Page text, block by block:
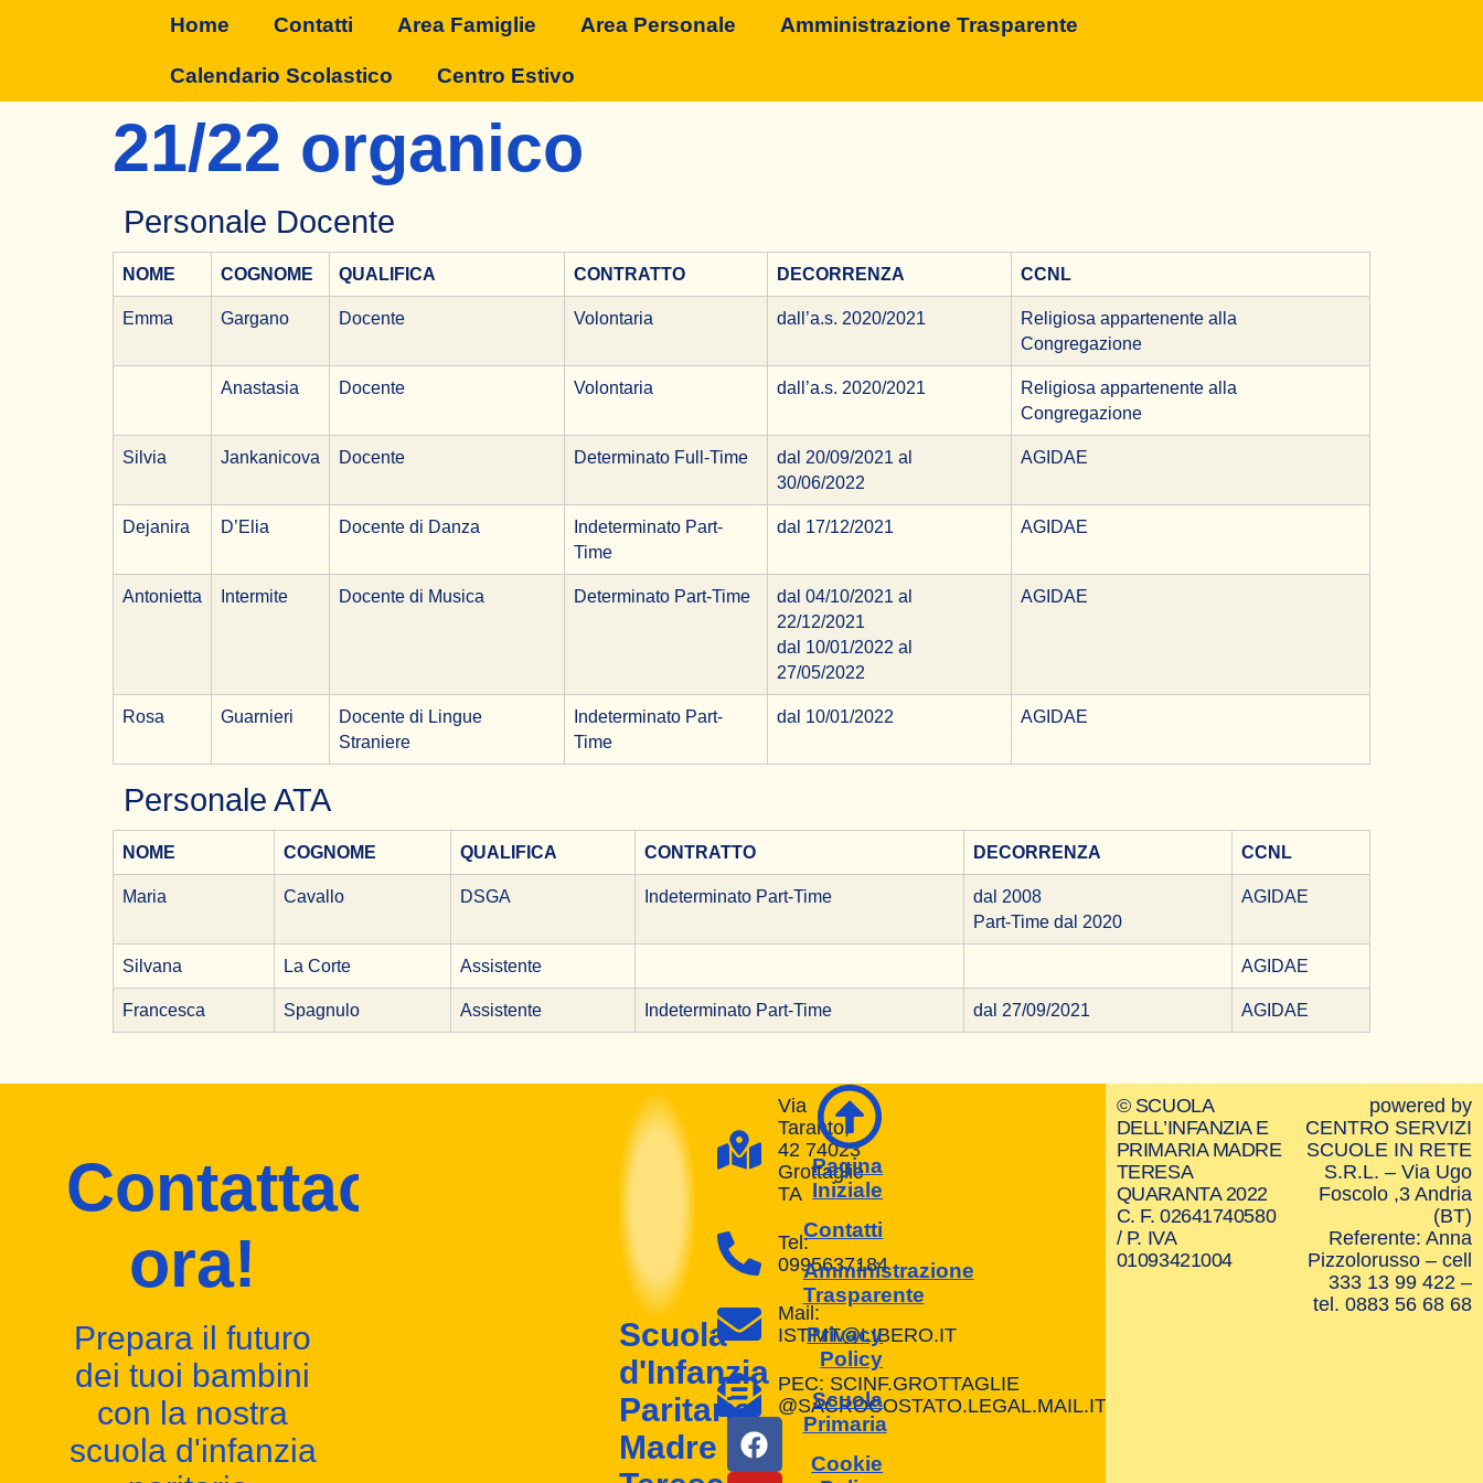
Home Contatti Area Famiglie Area Personale Amministrazione Trasparente
Calendario Scolastico Centro Estivo
21/22 organico
Personale Docente
NOME COGNOME QUALIFICA CONTRATTO DECORRENZA CCNL
Emma Gargano Docente Volontaria dall’a.s. 2020/2021
Religiosa appartenente alla
Congregazione
Anastasia Docente Volontaria dall’a.s. 2020/2021
Religiosa appartenente alla
Congregazione
Silvia Jankanicova Docente Determinato Full-Time
dal 20/09/2021 al
30/06/2022
AGIDAE
Dejanira D’Elia Docente di Danza
Indeterminato Part-
Time
dal 17/12/2021 AGIDAE
Antonietta Intermite Docente di Musica Determinato Part-Time
dal 04/10/2021 al
22/12/2021
dal 10/01/2022 al
27/05/2022
AGIDAE
Rosa Guarnieri
Docente di Lingue
Straniere
Indeterminato Part-
Time
dal 10/01/2022 AGIDAE
Personale ATA
NOME COGNOME QUALIFICA CONTRATTO DECORRENZA CCNL
Maria Cavallo DSGA Indeterminato Part-Time
dal 2008
Part-Time dal 2020
AGIDAE
Silvana La Corte Assistente AGIDAE
Francesca Spagnulo Assistente Indeterminato Part-Time dal 27/09/2021 AGIDAE
Contattaci
ora!
Prepara il futuro
dei tuoi bambini
con la nostra
scuola d'infanzia
Scuola
d'Infanzia
Paritaria
Madre
Via
Taranto,
42 74023
Grottaglie
TA
Tel:
0995637184
Mail:
IST.MT@LIBERO.IT
PEC: SCINF.GROTTAGLIE
@SACROCOSTATO.LEGAL.MAIL.IT
Pagina
Iniziale
Contatti
Amministrazione
Trasparente
Privacy
Policy
Scuola
Primaria
Cookie
© SCUOLA
DELL’INFANZIA E
PRIMARIA MADRE
TERESA
QUARANTA 2022
C. F. 02641740580
/ P. IVA
01093421004
powered by
CENTRO SERVIZI
SCUOLE IN RETE
S.R.L. – Via Ugo
Foscolo ,3 Andria
(BT)
Referente: Anna
Pizzolorusso – cell
333 13 99 422 –
tel. 0883 56 68 68